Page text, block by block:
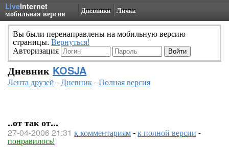
LiveInternet
мобильная версия Дневники Личка
Вы были перенаправлены на мобильную версию
страницы. Вернуться!
Авторизация
Дневник KOSJA
Лента друзей -Дневник-Полная версия
..от так от...
27-04-2006 21:31 к комментариям-к полной версии -
понравилось!